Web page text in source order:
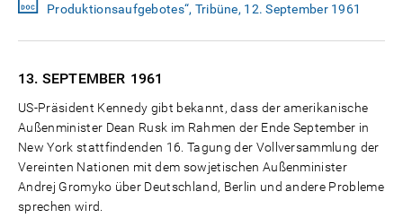
Produktionsaufgebotes“, Tribüne, 12. September 1961
13. SEPTEMBER 1961
US-Präsident Kennedy gibt bekannt, dass der amerikanische
Außenminister Dean Rusk im Rahmen der Ende September in
New York stattfindenden 16. Tagung der Vollversammlung der
Vereinten Nationen mit dem sowjetischen Außenminister
Andrej Gromyko über Deutschland, Berlin und andere Probleme
sprechen wird.